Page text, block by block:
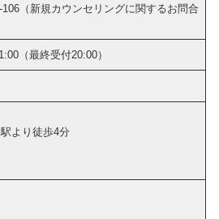
106（新規カウンセリングに関するお問合
（最終受付20:00）
より徒歩4分